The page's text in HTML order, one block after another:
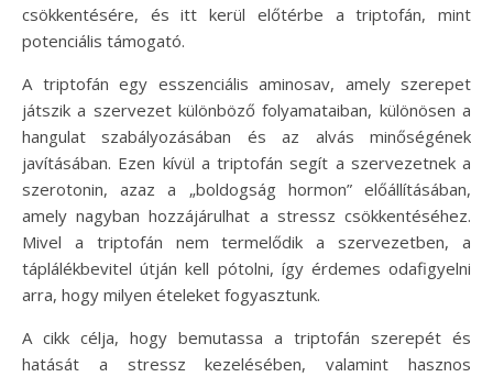
csökkentésére, és itt kerül előtérbe a triptofán, mint
potenciális támogató.
A triptofán egy esszenciális aminosav, amely szerepet
játszik a szervezet különböző folyamataiban, különösen a
hangulat szabályozásában és az alvás minőségének
javításában. Ezen kívül a triptofán segít a szervezetnek a
szerotonin, azaz a „boldogság hormon” előállításában,
amely nagyban hozzájárulhat a stressz csökkentéséhez.
Mivel a triptofán nem termelődik a szervezetben, a
táplálékbevitel útján kell pótolni, így érdemes odafigyelni
arra, hogy milyen ételeket fogyasztunk.
A cikk célja, hogy bemutassa a triptofán szerepét és
hatását a stressz kezelésében, valamint hasznos